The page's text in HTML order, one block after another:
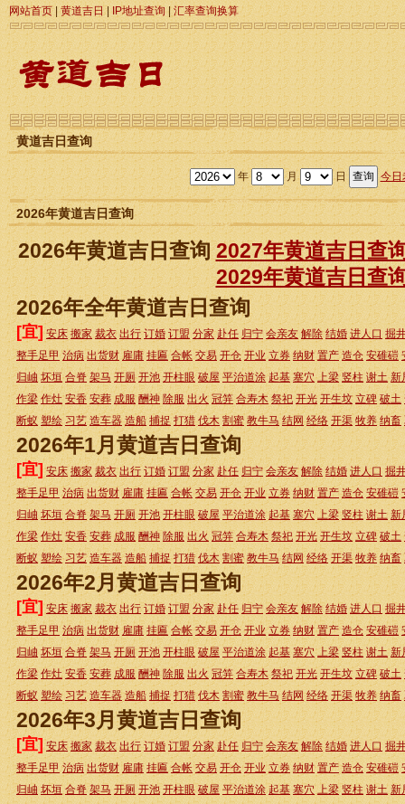
网站首页|黄道吉日| IP地址查询 |汇率查询换算
黄道吉日查询
年 月 日 今日
2026年黄道吉日查询
2026年黄道吉日查询 2027年黄道吉日查
2029年黄道吉日查
2026年全年黄道吉日查询
[宜] 安床 搬家 裁衣 出行 订婚 订盟 分家 赴任 归宁 会亲友 解除 结婚 进人口 掘
整手足甲 治病 出货财 雇庸 挂匾 合帐 交易 开仓 开业 立券 纳财 置产 造仓 安碓磑
归岫 坏垣 合脊 架马 开厕 开池 开柱眼 破屋 平治道涂 起基 塞穴 上梁 竖柱 谢土 新
作梁 作灶 安香 安葬 成服 酬神 除服 出火 冠笄 合寿木 祭祀 开光 开生坟 立碑 破土
断蚁 塑绘 习艺 造车器 造船 捕捉 打猎 伐木 割蜜 教牛马 结网 经络 开渠 牧养 纳畜
2026年1月黄道吉日查询
[宜] 安床 搬家 裁衣 出行 订婚 订盟 分家 赴任 归宁 会亲友 解除 结婚 进人口 掘
整手足甲 治病 出货财 雇庸 挂匾 合帐 交易 开仓 开业 立券 纳财 置产 造仓 安碓磑
归岫 坏垣 合脊 架马 开厕 开池 开柱眼 破屋 平治道涂 起基 塞穴 上梁 竖柱 谢土 新
作梁 作灶 安香 安葬 成服 酬神 除服 出火 冠笄 合寿木 祭祀 开光 开生坟 立碑 破土
断蚁 塑绘 习艺 造车器 造船 捕捉 打猎 伐木 割蜜 教牛马 结网 经络 开渠 牧养 纳畜
2026年2月黄道吉日查询
[宜] 安床 搬家 裁衣 出行 订婚 订盟 分家 赴任 归宁 会亲友 解除 结婚 进人口 掘
整手足甲 治病 出货财 雇庸 挂匾 合帐 交易 开仓 开业 立券 纳财 置产 造仓 安碓磑
归岫 坏垣 合脊 架马 开厕 开池 开柱眼 破屋 平治道涂 起基 塞穴 上梁 竖柱 谢土 新
作梁 作灶 安香 安葬 成服 酬神 除服 出火 冠笄 合寿木 祭祀 开光 开生坟 立碑 破土
断蚁 塑绘 习艺 造车器 造船 捕捉 打猎 伐木 割蜜 教牛马 结网 经络 开渠 牧养 纳畜
2026年3月黄道吉日查询
[宜] 安床 搬家 裁衣 出行 订婚 订盟 分家 赴任 归宁 会亲友 解除 结婚 进人口 掘
整手足甲 治病 出货财 雇庸 挂匾 合帐 交易 开仓 开业 立券 纳财 置产 造仓 安碓磑
归岫 坏垣 合脊 架马 开厕 开池 开柱眼 破屋 平治道涂 起基 塞穴 上梁 竖柱 谢土 新